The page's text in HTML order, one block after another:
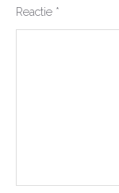
Reactie *